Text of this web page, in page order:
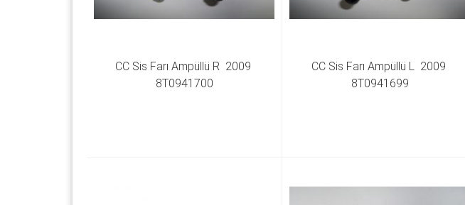
CC Sis Farı Ampüllü R  2009
8T0941700
CC Sis Farı Ampüllü L  2009
8T0941699